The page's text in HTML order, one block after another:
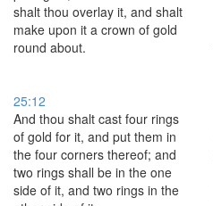
shalt thou overlay it, and shalt
make upon it a crown of gold
round about.
25:12
And thou shalt cast four rings
of gold for it, and put them in
the four corners thereof; and
two rings shall be in the one
side of it, and two rings in the